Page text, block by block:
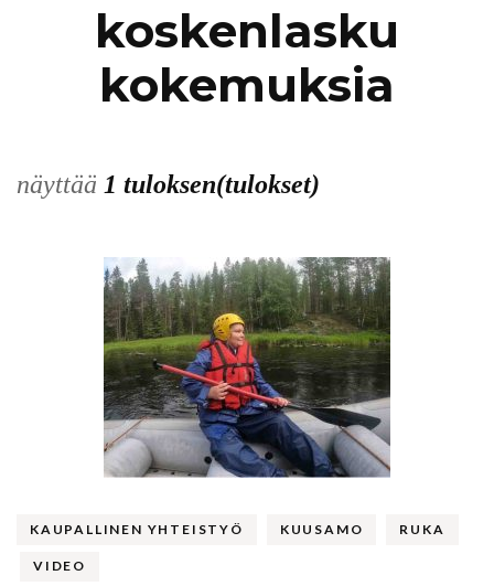
koskenlasku
kokemuksia
näyttää 1 tuloksen(tulokset)
KAUPALLINEN YHTEISTYÖ KUUSAMO RUKA
VIDEO